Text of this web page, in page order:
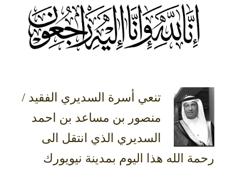
‏تنعي أسرة ⁧‫السديري‬⁩ الفقيد /
منصور بن مساعد بن احمد
السديري الذي انتقل الى
الله هذا اليوم بمدينة نيويورك